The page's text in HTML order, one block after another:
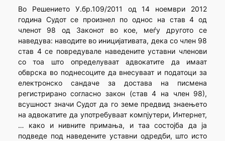
Во Решението У.бр.109/2011 од 14 ноември 2012
година Судот се произнел по однос на став 4 од
членот 98 од Законот во кое, меѓу другото се
наведува: наводите во иницијативата, дека со член 98
став 4 се повредувале наведените уставни членови
со тоа што определуваат адвокатите да имаат
обврска во поднесоците да внесуваат и податоци за
електронско сандаче за достава на писмена
регистрирано согласно закон (став 4 на член 98),
всушност значи Судот да го земе предвид знаењето
на адвокатите да употребуваат компјутери, Интернет,
… како и нивните примања, и таа состојба да ја
подведе под наведените уставни одредби, што исто